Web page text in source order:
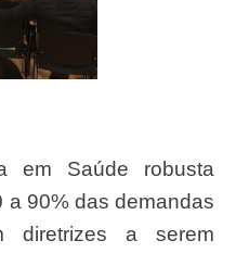
a 90% das demandas
diretrizes a serem